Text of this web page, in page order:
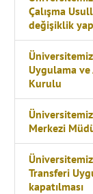
Çalışma
değişiklik
Uygulama ve
Kurulu
Merkezi
Transferi
kapatılması